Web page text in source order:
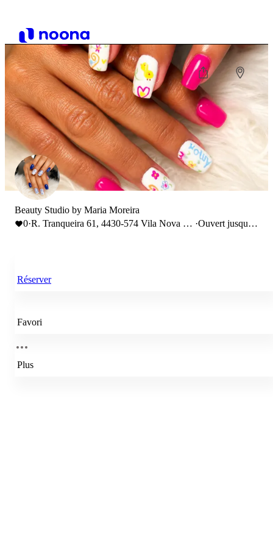
Beauty Studio by Maria Moreira
0·R. Tranqueira 61, 4430-574 Vila Nova de ·Ouvert jusqu'à
Réserver
Favori
Plus